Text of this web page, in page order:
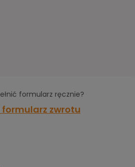
formularz ręcznie?
formularz zwrotu